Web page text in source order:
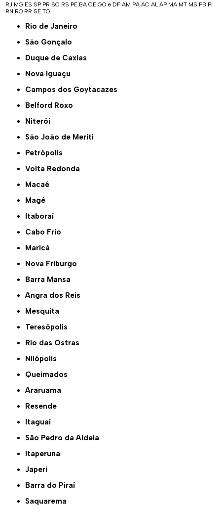
RJ MG ES SP PR SC RS PE BA CE GO e DF AM PA AC AL AP MA MT MS PB PI
RN RO RR SE TO
Rio de Janeiro
São Gonçalo
Duque de Caxias
Nova Iguaçu
Campos dos Goytacazes
Belford Roxo
Niterói
São João de Meriti
Petrópolis
Volta Redonda
Macaé
Magé
Itaboraí
Cabo Frio
Maricá
Nova Friburgo
Barra Mansa
Angra dos Reis
Mesquita
Teresópolis
Rio das Ostras
Nilópolis
Queimados
Araruama
Resende
Itaguaí
São Pedro da Aldeia
Itaperuna
Japeri
Barra do Piraí
Saquarema